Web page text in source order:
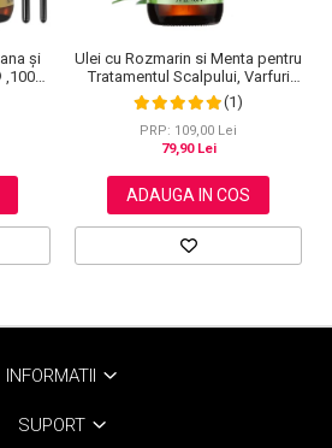
și
si
Ulei cu Rozmarin si Menta pentru
Tratamentul Scalpului, Varfuri
Despicate si Cresterea Parului,
NIFEISHI®, 60 ml
(1)
PRP: 109,00 Lei
79,90 Lei
ADAUGA IN COS
INFORMATII
SUPORT